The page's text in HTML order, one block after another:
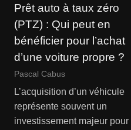
Prêt auto à taux zéro
(PTZ) : Qui peut en
bénéficier pour l’achat
d’une voiture propre ?
Pascal Cabus
L’acquisition d’un véhicule
représente souvent un
investissement majeur pour